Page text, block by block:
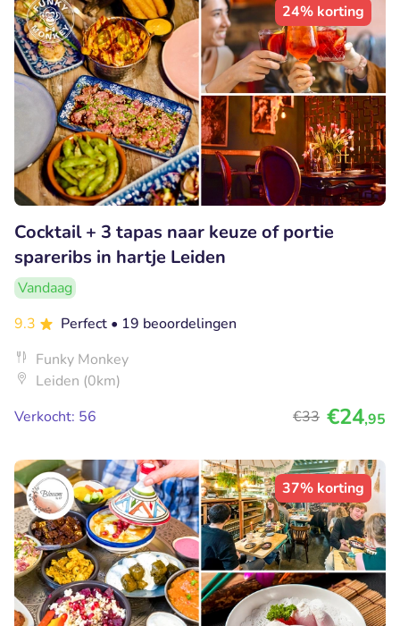
24% korting
Cocktail + 3 tapas naar keuze of portie
spareribs in hartje Leiden
Vandaag
9.3
Perfect • 19 beoordelingen
Funky Monkey
Leiden (0km)
Verkocht: 56
€33 €24,95
37% korting